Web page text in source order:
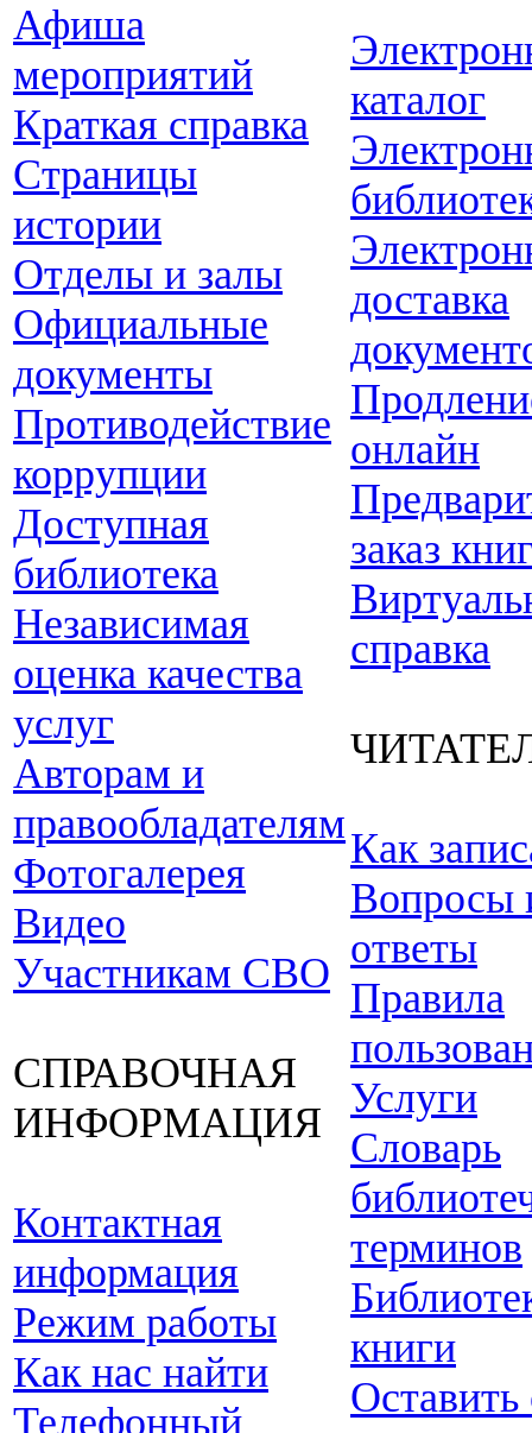
Афиша
мероприятий
Краткая справка
Страницы
истории
Отделы и залы
Официальные
документы
Противодействие
коррупции
Доступная
библиотека
Независимая
оценка качества
услуг
Авторам и
правообладателям
Фотогалерея
Видео
Участникам СВО
СПРАВОЧНАЯ
ИНФОРМАЦИЯ
Контактная
информация
Режим работы
Как нас найти
Телефонный
каталог
доставка
онлайн
заказ
справка
Как
Вопросы
ответы
Правила
Услуги
Словарь
терминов
книги
Оставить